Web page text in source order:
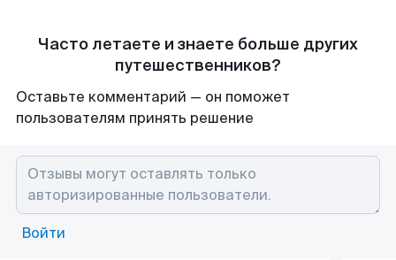
Часто летаете и знаете больше других
путешественников?
Оставьте комментарий — он поможет
пользователям принять решение
Войти